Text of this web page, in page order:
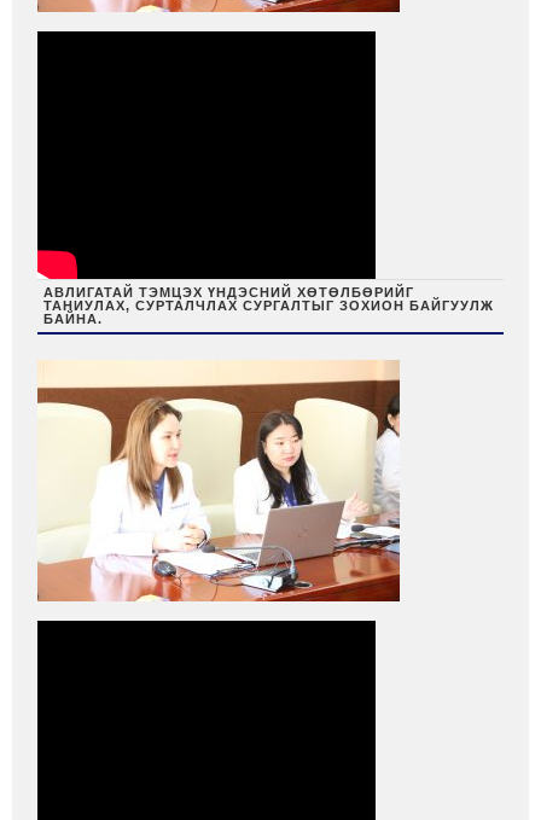
АВЛИГАТАЙ ТЭМЦЭХ ҮНДЭСНИЙ ХӨТӨЛБӨРИЙГ
ТАНИУЛАХ, СУРТАЛЧЛАХ СУРГАЛТЫГ ЗОХИОН БАЙГУУЛЖ
БАЙНА.